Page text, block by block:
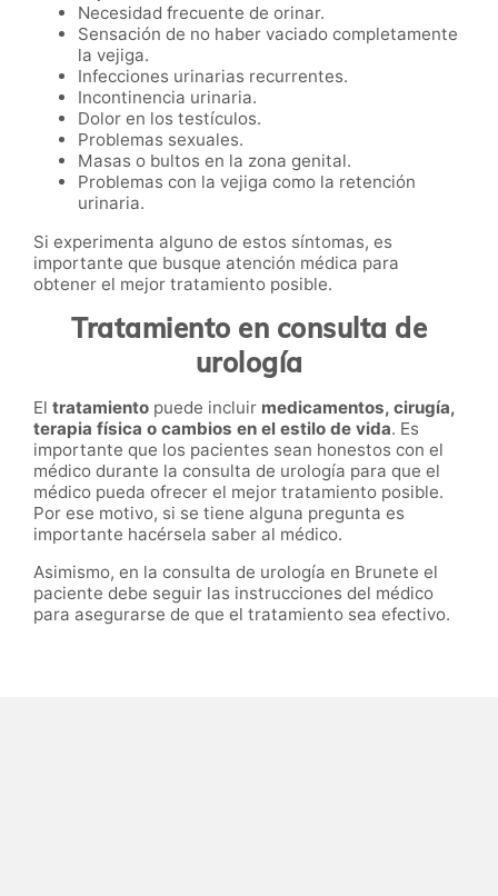
Necesidad frecuente de orinar.
Sensación de no haber vaciado completamente
la vejiga.
Infecciones urinarias recurrentes.
Incontinencia urinaria.
Dolor en los testículos.
Problemas sexuales.
Masas o bultos en la zona genital.
Problemas con la vejiga como la retención
urinaria.
Si experimenta alguno de estos síntomas, es
importante que busque atención médica para
obtener el mejor tratamiento posible.
Tratamiento en consulta de
urología
El tratamiento puede incluir medicamentos, cirugía,
terapia física o cambios en el estilo de vida. Es
importante que los pacientes sean honestos con el
médico durante la consulta de urología para que el
médico pueda ofrecer el mejor tratamiento posible.
Por ese motivo, si se tiene alguna pregunta es
importante hacérsela saber al médico.
Asimismo, en la consulta de urología en Brunete el
paciente debe seguir las instrucciones del médico
para asegurarse de que el tratamiento sea efectivo.